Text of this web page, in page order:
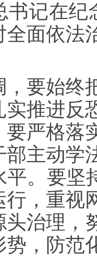
书记在纪
全面依法
始终把
实推进反
要严格落
部主动学
平。要坚
行，重视
头治理，
势，防范